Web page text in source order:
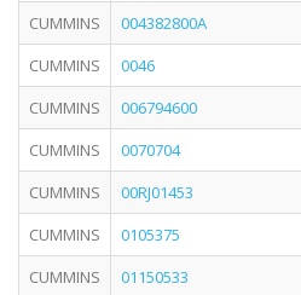
CUMMINS
004382800A
CUMMINS
0046
CUMMINS
006794600
CUMMINS
0070704
CUMMINS
00RJ01453
CUMMINS
0105375
CUMMINS
01150533